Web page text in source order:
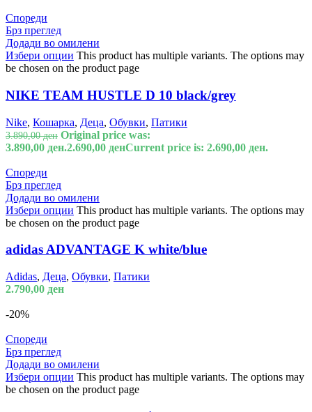
Спореди
Брз преглед
Додади во омилени
Избери опции This product has multiple variants. The options may
be chosen on the product page
NIKE TEAM HUSTLE D 10 black/grey
Nike, Кошарка, Деца, Обувки, Патики
3.890,00ден Original price was:
3.890,00 ден.2.690,00 денCurrent price is: 2.690,00 ден.
Спореди
Брз преглед
Додади во омилени
Избери опции This product has multiple variants. The options may
be chosen on the product page
adidas ADVANTAGE K white/blue
Adidas, Деца, Обувки, Патики
2.790,00 ден
-20%
Спореди
Брз преглед
Додади во омилени
Избери опции This product has multiple variants. The options may
be chosen on the product page